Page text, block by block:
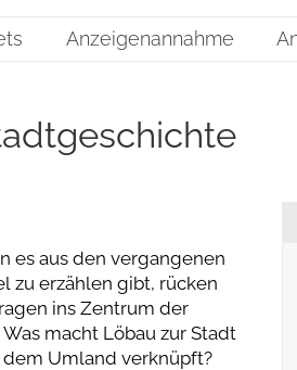
Anzeigenannahme
es aus den vergangenen
zu erzählen gibt, rücken
ins Zentrum der
macht Löbau zur Stadt
Umland verknüpft?